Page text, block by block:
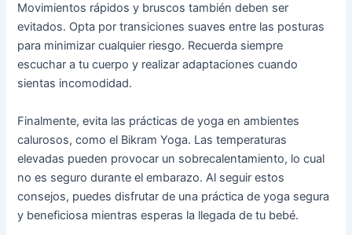
Movimientos rápidos y bruscos también deben ser
evitados. Opta por transiciones suaves entre las posturas
para minimizar cualquier riesgo. Recuerda siempre
escuchar a tu cuerpo y realizar adaptaciones cuando
sientas incomodidad.
Finalmente, evita las prácticas de yoga en ambientes
calurosos, como el Bikram Yoga. Las temperaturas
elevadas pueden provocar un sobrecalentamiento, lo cual
no es seguro durante el embarazo. Al seguir estos
consejos, puedes disfrutar de una práctica de yoga segura
y beneficiosa mientras esperas la llegada de tu bebé.